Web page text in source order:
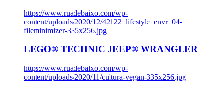
https://www.ruadebaixo.com/wp-
content/uploads/2020/12/42122_lifestyle_envr_04-
fileminimizer-335x256.jpg
LEGO® TECHNIC JEEP® WRANGLER
https://www.ruadebaixo.com/wp-
content/uploads/2020/11/cultura-vegan-335x256.jpg